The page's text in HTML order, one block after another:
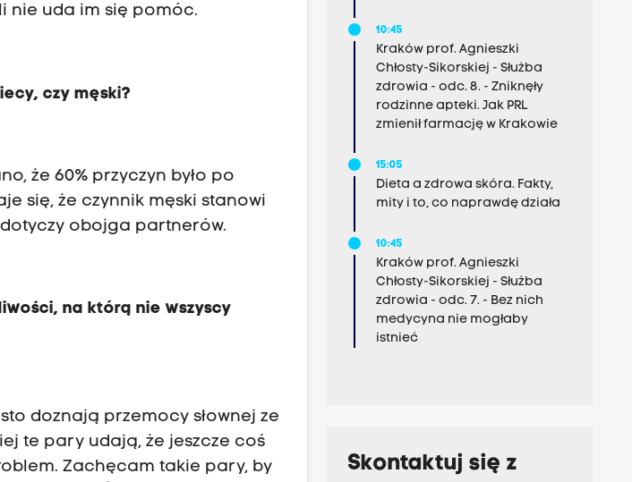
nie uda im się pomóc.
czy męski?
że 60% przyczyn było po
się, że czynnik męski stanowi
obojga partnerów.
na którą nie wszyscy
doznają przemocy słownej ze
te pary udają, że jeszcze coś
Zachęcam takie pary, by
10:45
Kraków prof. Agnieszki
Chłosty-Sikorskiej - Służba
zdrowia - odc. 8. - Zniknęły
rodzinne apteki. Jak PRL
zmienił farmację w Krakowie
15:05
Dieta a zdrowa skóra. Fakty,
mity i to, co naprawdę działa
10:45
Kraków prof. Agnieszki
Chłosty-Sikorskiej - Służba
zdrowia - odc. 7. - Bez nich
medycyna nie mogłaby
istnieć
Skontaktuj się z